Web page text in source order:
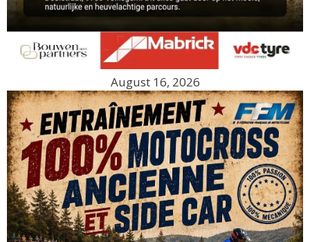
August 16, 2026